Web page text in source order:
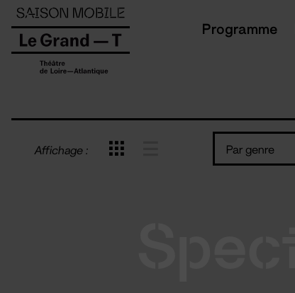
Programme
Affichage : Par genre
Panneau de gestion des cookies